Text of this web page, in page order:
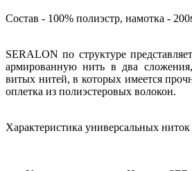
Состав - 100% полиэстр, намотка -
SERALON по структуре
армированную нить в два
витых нитей, в которых имеется
оплетка из полиэстеровых волокон.
Характеристика универсальных